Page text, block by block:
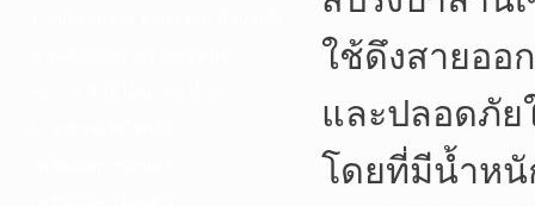
ใช้ดึงสายออ
และปลอดภัย
โดยที่มีน้ำหนั